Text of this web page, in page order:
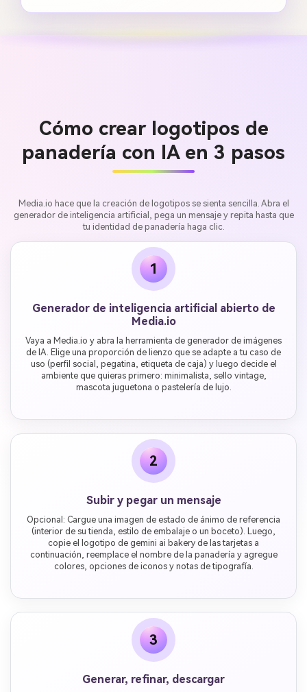
Cómo crear logotipos de
panadería con IA en 3 pasos
Media.io hace que la creación de logotipos se sienta sencilla. Abra el
generador de inteligencia artificial, pega un mensaje y repita hasta que
tu identidad de panadería haga clic.
1
Generador de inteligencia artificial abierto de
Media.io
Vaya a Media.io y abra la herramienta de generador de imágenes
de IA. Elige una proporción de lienzo que se adapte a tu caso de
uso (perfil social, pegatina, etiqueta de caja) y luego decide el
ambiente que quieras primero: minimalista, sello vintage,
mascota juguetona o pastelería de lujo.
2
Subir y pegar un mensaje
Opcional: Cargue una imagen de estado de ánimo de referencia
(interior de su tienda, estilo de embalaje o un boceto). Luego,
copie el logotipo de gemini ai bakery de las tarjetas a
continuación, reemplace el nombre de la panadería y agregue
colores, opciones de iconos y notas de tipografía.
3
Generar, refinar, descargar